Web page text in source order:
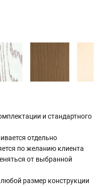
и стандартного
отдельно
по желанию клиента
от выбранной
размер конструкции